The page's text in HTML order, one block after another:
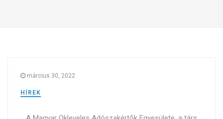
március 30, 2022
HÍREK